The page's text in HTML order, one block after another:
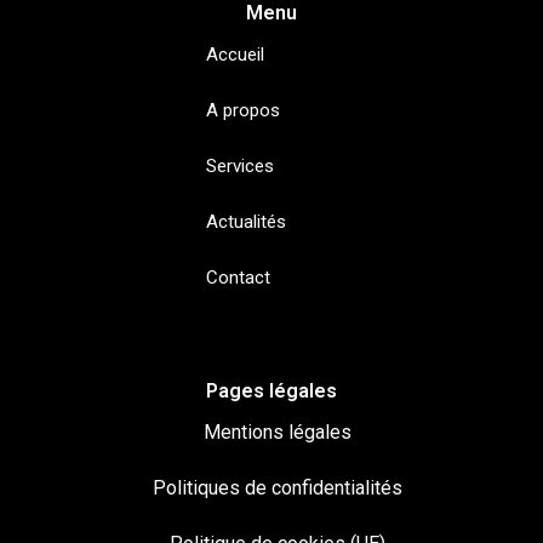
Menu
Accueil
A propos
Services
Actualités
Contact
Pages légales
Mentions légales
Politiques de confidentialités